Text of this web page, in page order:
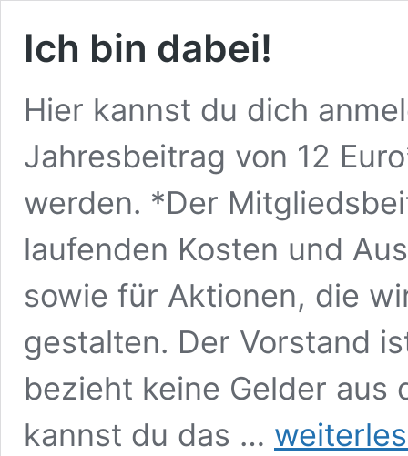
Ich bin dabei!
Hier kannst du dich
Jahresbeitrag von 12
werden. *Der
laufenden Kosten und
sowie für Aktionen, die
gestalten. Der Vorstand
bezieht keine Gelder aus
kannst du das …
bin